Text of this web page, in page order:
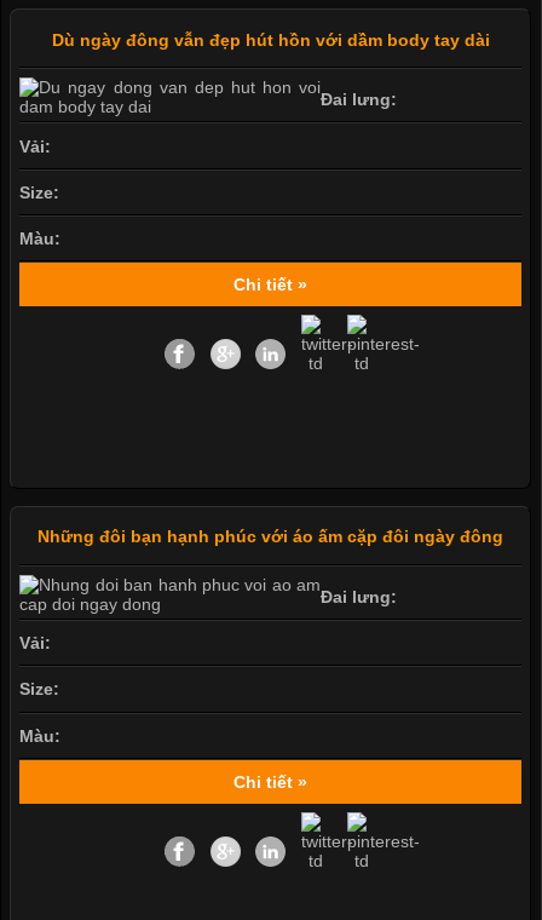
Dù ngày đông vẫn đẹp hút hồn với dầm body tay dài
Đai lưng:
Vải:
Size:
Màu:
Chi tiết »
Những đôi bạn hạnh phúc với áo ấm cặp đôi ngày đông
Đai lưng:
Vải:
Size:
Màu:
Chi tiết »